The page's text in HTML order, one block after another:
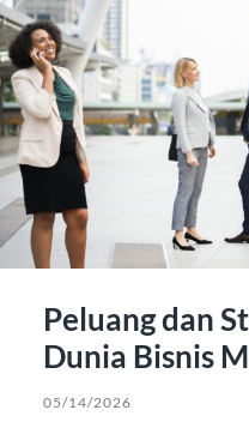
Peluang dan
Dunia Bisnis
05/14/2026